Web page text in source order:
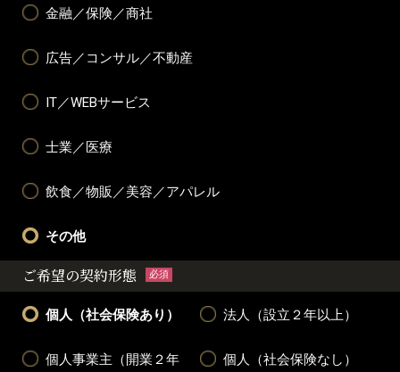
金融／保険／商社
広告／コンサル／不動産
IT／WEBサービス
士業／医療
飲食／物販／美容／アパレル
その他
ご希望の契約形態 必須
個人（社会保険あり） 法人（設立２年以上）
個人事業主（開業２年
個人（社会保険なし）